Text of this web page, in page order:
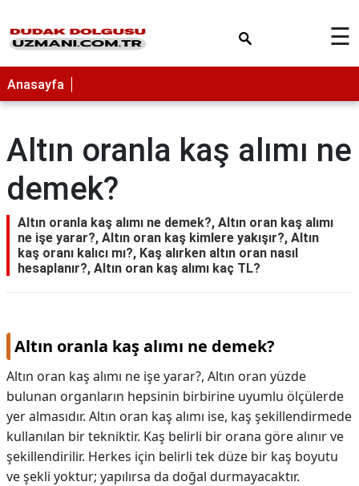
☰
Anasayfa
Altın oranla kaş alımı ne
demek?
Altın oranla kaş alımı ne demek?, Altın oran kaş alımı
ne işe yarar?, Altın oran kaş kimlere yakışır?, Altın
kaş oranı kalıcı mı?, Kaş alırken altın oran nasıl
hesaplanır?, Altın oran kaş alımı kaç TL?
Altın oranla kaş alımı ne demek?
Altın oran kaş alımı ne işe yarar?, Altın oran yüzde
bulunan organların hepsinin birbirine uyumlu ölçülerde
yer almasıdır. Altın oran kaş alımı ise, kaş şekillendirmede
kullanılan bir tekniktir. Kaş belirli bir orana göre alınır ve
şekillendirilir. Herkes için belirli tek düze bir kaş boyutu
ve şekli yoktur; yapılırsa da doğal durmayacaktır.